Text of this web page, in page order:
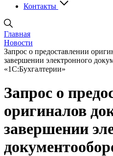
Контакты
Главная
Новости
Запрос о предоставлении
завершении электронного
«1С:Бухгалтерии»
Запрос о
оригиналов
завершении